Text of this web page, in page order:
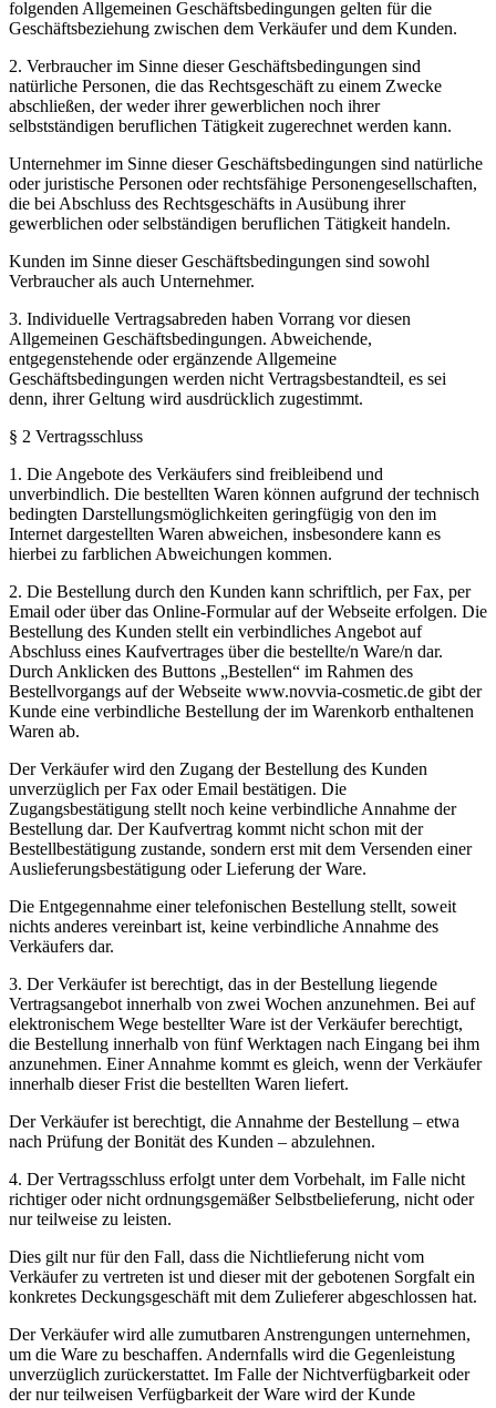
folgenden Allgemeinen Geschäftsbedingungen gelten für die
Geschäftsbeziehung zwischen dem Verkäufer und dem Kunden.
2. Verbraucher im Sinne dieser Geschäftsbedingungen sind
natürliche Personen, die das Rechtsgeschäft zu einem Zwecke
abschließen, der weder ihrer gewerblichen noch ihrer
selbstständigen beruflichen Tätigkeit zugerechnet werden kann.
Unternehmer im Sinne dieser Geschäftsbedingungen sind natürliche
oder juristische Personen oder rechtsfähige Personengesellschaften,
die bei Abschluss des Rechtsgeschäfts in Ausübung ihrer
gewerblichen oder selbständigen beruflichen Tätigkeit handeln.
Kunden im Sinne dieser Geschäftsbedingungen sind sowohl
Verbraucher als auch Unternehmer.
3. Individuelle Vertragsabreden haben Vorrang vor diesen
Allgemeinen Geschäftsbedingungen. Abweichende,
entgegenstehende oder ergänzende Allgemeine
Geschäftsbedingungen werden nicht Vertragsbestandteil, es sei
denn, ihrer Geltung wird ausdrücklich zugestimmt.
§ 2 Vertragsschluss
1. Die Angebote des Verkäufers sind freibleibend und
unverbindlich. Die bestellten Waren können aufgrund der technisch
bedingten Darstellungsmöglichkeiten geringfügig von den im
Internet dargestellten Waren abweichen, insbesondere kann es
hierbei zu farblichen Abweichungen kommen.
2. Die Bestellung durch den Kunden kann schriftlich, per Fax, per
Email oder über das Online-Formular auf der Webseite erfolgen. Die
Bestellung des Kunden stellt ein verbindliches Angebot auf
Abschluss eines Kaufvertrages über die bestellte/n Ware/n dar.
Durch Anklicken des Buttons „Bestellen“ im Rahmen des
Bestellvorgangs auf der Webseite www.novvia-cosmetic.de gibt der
Kunde eine verbindliche Bestellung der im Warenkorb enthaltenen
Waren ab.
Der Verkäufer wird den Zugang der Bestellung des Kunden
unverzüglich per Fax oder Email bestätigen. Die
Zugangsbestätigung stellt noch keine verbindliche Annahme der
Bestellung dar. Der Kaufvertrag kommt nicht schon mit der
Bestellbestätigung zustande, sondern erst mit dem Versenden einer
Auslieferungsbestätigung oder Lieferung der Ware.
Die Entgegennahme einer telefonischen Bestellung stellt, soweit
nichts anderes vereinbart ist, keine verbindliche Annahme des
Verkäufers dar.
3. Der Verkäufer ist berechtigt, das in der Bestellung liegende
Vertragsangebot innerhalb von zwei Wochen anzunehmen. Bei auf
elektronischem Wege bestellter Ware ist der Verkäufer berechtigt,
die Bestellung innerhalb von fünf Werktagen nach Eingang bei ihm
anzunehmen. Einer Annahme kommt es gleich, wenn der Verkäufer
innerhalb dieser Frist die bestellten Waren liefert.
Der Verkäufer ist berechtigt, die Annahme der Bestellung – etwa
nach Prüfung der Bonität des Kunden – abzulehnen.
4. Der Vertragsschluss erfolgt unter dem Vorbehalt, im Falle nicht
richtiger oder nicht ordnungsgemäßer Selbstbelieferung, nicht oder
nur teilweise zu leisten.
Dies gilt nur für den Fall, dass die Nichtlieferung nicht vom
Verkäufer zu vertreten ist und dieser mit der gebotenen Sorgfalt ein
konkretes Deckungsgeschäft mit dem Zulieferer abgeschlossen hat.
Der Verkäufer wird alle zumutbaren Anstrengungen unternehmen,
um die Ware zu beschaffen. Andernfalls wird die Gegenleistung
unverzüglich zurückerstattet. Im Falle der Nichtverfügbarkeit oder
der nur teilweisen Verfügbarkeit der Ware wird der Kunde